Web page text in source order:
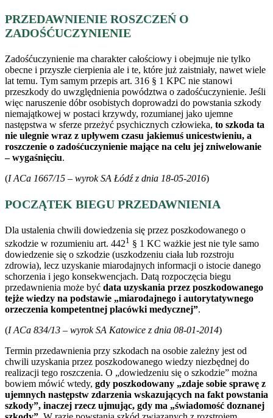
PRZEDAWNIENIE ROSZCZEŃ O
ZADOŚĆUCZYNIENIE
Zadośćuczynienie ma charakter całościowy i obejmuje nie tylko
obecne i przyszłe cierpienia ale i te, które już zaistniały, nawet wiele
lat temu. Tym samym przepis art. 316 § 1 KPC nie stanowi
przeszkody do uwzględnienia powództwa o zadośćuczynienie. Jeśli
więc naruszenie dóbr osobistych doprowadzi do powstania szkody
niemajątkowej w postaci krzywdy, rozumianej jako ujemne
następstwa w sferze przeżyć psychicznych człowieka, to szkoda ta
nie ulegnie wraz z upływem czasu jakiemuś unicestwieniu, a
roszczenie o zadośćuczynienie mające na celu jej zniwelowanie
– wygaśnięciu.
(I ACa 1667/15 – wyrok SA Łódź z dnia 18-05-2016)
POCZĄTEK BIEGU PRZEDAWNIENIA
Dla ustalenia chwili dowiedzenia się przez poszkodowanego o
szkodzie w rozumieniu art. 4421 § 1 KC ważkie jest nie tyle samo
dowiedzenie się o szkodzie (uszkodzeniu ciała lub rozstroju
zdrowia), lecz uzyskanie miarodajnych informacji o istocie danego
schorzenia i jego konsekwencjach. Datą rozpoczęcia biegu
przedawnienia może być data uzyskania przez poszkodowanego
tejże wiedzy na podstawie „miarodajnego i autorytatywnego
orzeczenia kompetentnej placówki medycznej”.
(I ACa 834/13 – wyrok SA Katowice z dnia 08-01-2014)
Termin przedawnienia przy szkodach na osobie zależny jest od
chwili uzyskania przez poszkodowanego wiedzy niezbędnej do
realizacji tego roszczenia. O „dowiedzeniu się o szkodzie” można
bowiem mówić wtedy, gdy poszkodowany „zdaje sobie sprawę z
ujemnych następstw zdarzenia wskazujących na fakt powstania
szkody”, inaczej rzecz ujmując, gdy ma „świadomość doznanej